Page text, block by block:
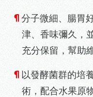
¶ 分子微細、腸胃
津、香味彌久，
充分保留，幫助
¶ 以發酵菌群的培
術，配合水果原